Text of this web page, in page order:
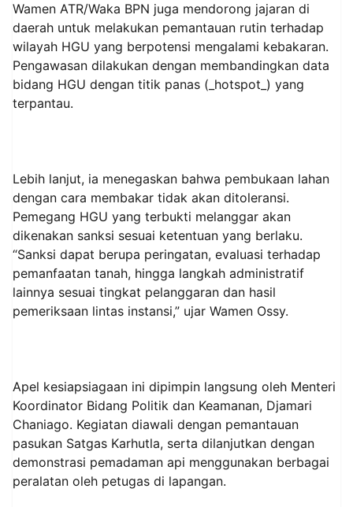
Wamen ATR/Waka BPN juga mendorong jajaran di
daerah untuk melakukan pemantauan rutin terhadap
wilayah HGU yang berpotensi mengalami kebakaran.
Pengawasan dilakukan dengan membandingkan data
bidang HGU dengan titik panas (_hotspot_) yang
terpantau.
Lebih lanjut, ia menegaskan bahwa pembukaan lahan
dengan cara membakar tidak akan ditoleransi.
Pemegang HGU yang terbukti melanggar akan
dikenakan sanksi sesuai ketentuan yang berlaku.
“Sanksi dapat berupa peringatan, evaluasi terhadap
pemanfaatan tanah, hingga langkah administratif
lainnya sesuai tingkat pelanggaran dan hasil
pemeriksaan lintas instansi,” ujar Wamen Ossy.
Apel kesiapsiagaan ini dipimpin langsung oleh Menteri
Koordinator Bidang Politik dan Keamanan, Djamari
Chaniago. Kegiatan diawali dengan pemantauan
pasukan Satgas Karhutla, serta dilanjutkan dengan
demonstrasi pemadaman api menggunakan berbagai
peralatan oleh petugas di lapangan.